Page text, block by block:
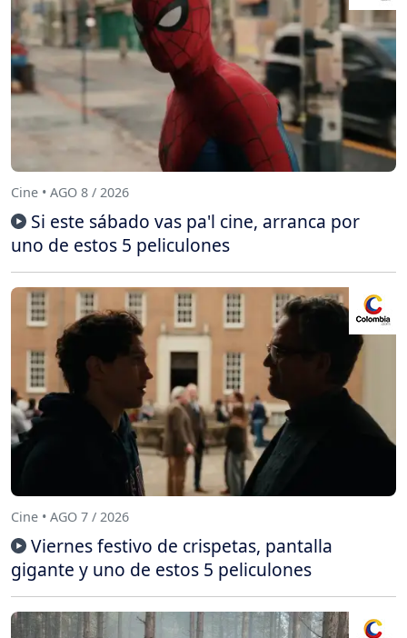
Cine • AGO 8 / 2026
Si este sábado vas pa'l cine, arranca por
uno de estos 5 peliculones
Cine • AGO 7 / 2026
Viernes festivo de crispetas, pantalla
gigante y uno de estos 5 peliculones